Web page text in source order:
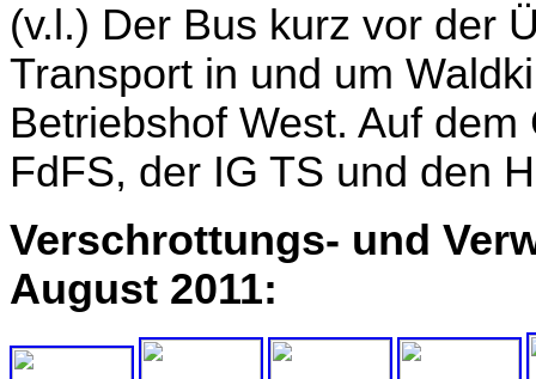
(v.l.) Der Bus kurz vor der
Transport in und um
Betriebshof West. Auf
FdFS, der IG TS und den
Verschrottungs- und
August 2011: